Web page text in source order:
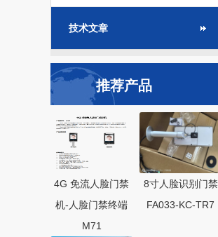
技术文章
推荐产品
4G 免流人脸门禁
机-人脸门禁终端
M71
8寸人脸识别门禁
FA033-KC-TR7